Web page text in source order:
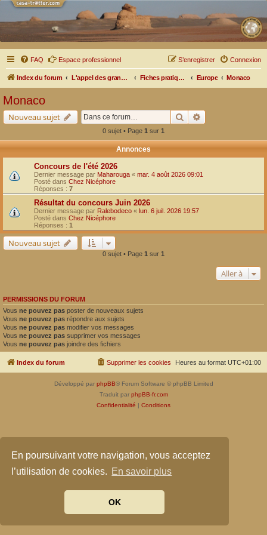
En poursuivant votre navigation, vous acceptez
l’utilisation de cookies. En savoir plus
OK
FAQ Espace professionnel Connexion
S’enregistrer
Index du forum L'appel des grands espaces Fiches pratiques par pays, pistes et bivouacs Europe Monaco
Monaco
Nouveau sujet Rechercher
0 sujet • Page 1 sur 1
Annonces
Concours de l'été 2026
Dernier message par Maharouga « mar. 4 août 2026 09:01
Posté dans Chez Nicéphore
Réponses : 7
Résultat du concours Juin 2026
Dernier message par Ralebodeco « lun. 6 juil. 2026 19:57
Posté dans Chez Nicéphore
Réponses : 1
Nouveau sujet
0 sujet • Page 1 sur 1
Aller à
PERMISSIONS DU FORUM
Vous ne pouvez pas poster de nouveaux sujets
Vous ne pouvez pas répondre aux sujets
Vous ne pouvez pas modifier vos messages
Vous ne pouvez pas supprimer vos messages
Vous ne pouvez pas joindre des fichiers
Index du forum Heures au format UTC+01:00
Supprimer les cookies
Développé par phpBB® Forum Software © phpBB Limited
Traduit par phpBB-fr.com
Confidentialité | Conditions